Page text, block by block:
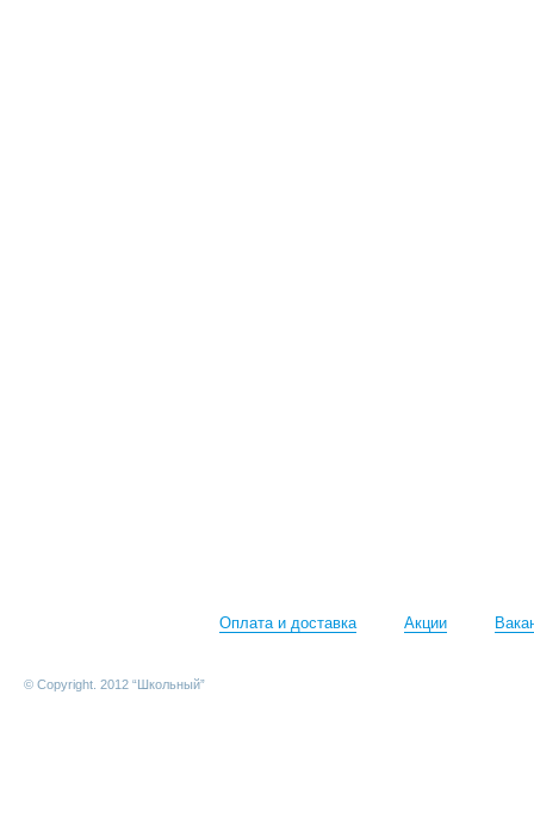
Оплата и доставка Акции
© Copyright. 2012 “Школьный”